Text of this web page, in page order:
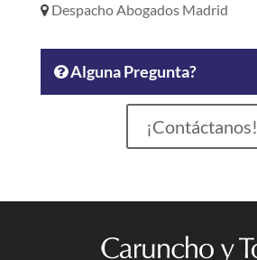
Despacho Abogados Madrid
Alguna Pregunta?
¡Contáctanos!